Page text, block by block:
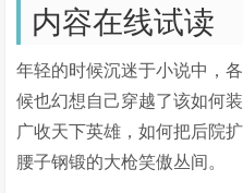
内容在线试读
年轻的时候沉迷于小说中，
候也幻想自己穿越了该如何
广收天下英雄，如何把后院
腰子钢锻的大枪笑傲丛间。